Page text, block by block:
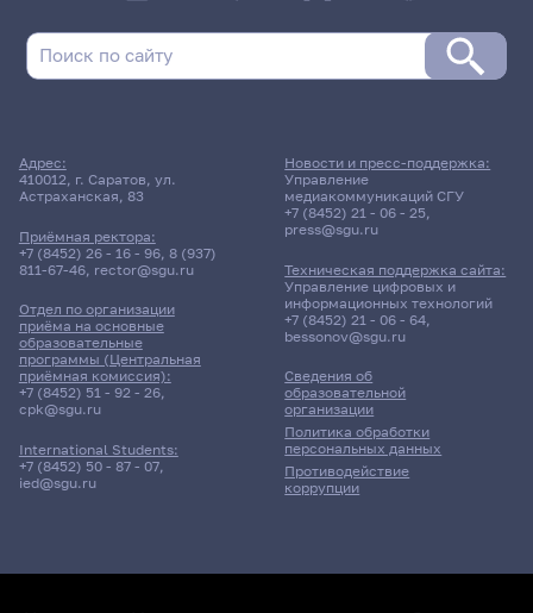
Адрес:
410012, г. Саратов, ул.
Астраханская, 83
Приёмная ректора:
+7 (8452) 26 - 16 - 96, 8 (937)
811-67-46, rector@sgu.ru
Отдел по организации
приёма на основные
образовательные
программы (Центральная
приёмная комиссия):
+7 (8452) 51 - 92 - 26,
cpk@sgu.ru
International Students:
+7 (8452) 50 - 87 - 07,
ied@sgu.ru
Сведения об
образовательной
организации
Политика обработки
персональных данных
Противодействие
коррупции
Новости и пресс-поддержка:
Управление
медиакоммуникаций СГУ
+7 (8452) 21 - 06 - 25,
press@sgu.ru
Техническая поддержка сайта:
Управление цифровых и
информационных технологий
+7 (8452) 21 - 06 - 64,
bessonov@sgu.ru